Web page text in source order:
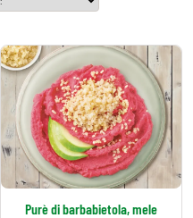
Purè di barbabietola, mele